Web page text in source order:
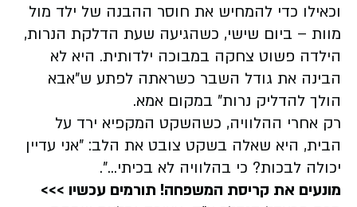
וכאילו כדי להמחיש את חוסר ההבנה של ילד מול
מוות – ביום שישי, כשהגיעה שעת הדלקת הנרות,
הילדה פשוט צחקה במבוכה ילדותית. היא לא
הבינה את גודל השבר כשראתה לפתע ש"אבא
הולך להדליק נרות" במקום אמא.
רק אחרי ההלוויה, כשהשקט המקפיא ירד על
הבית, היא שאלה בשקט צובט את הלב: "אני עדיין
יכולה לבכות? כי בהלוויה לא בכיתי...".
מונעים את קריסת המשפחה! תורמים עכשיו >>>